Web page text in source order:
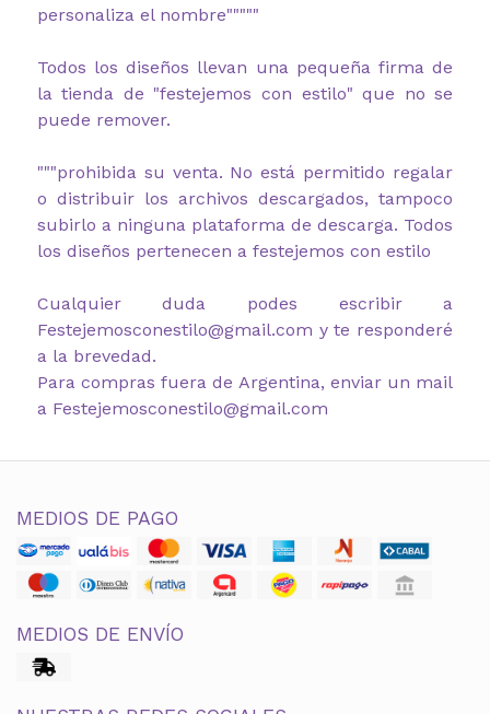
personaliza el nombre"""""
Todos los diseños llevan una pequeña firma de
la tienda de "festejemos con estilo" que no se
puede remover.
"""prohibida su venta. No está permitido regalar
o distribuir los archivos descargados, tampoco
subirlo a ninguna plataforma de descarga. Todos
los diseños pertenecen a festejemos con estilo
Cualquier duda podes escribir a
Festejemosconestilo@gmail.com y te responderé
a la brevedad.
Para compras fuera de Argentina, enviar un mail
a Festejemosconestilo@gmail.com
MEDIOS DE PAGO
MEDIOS DE ENVÍO